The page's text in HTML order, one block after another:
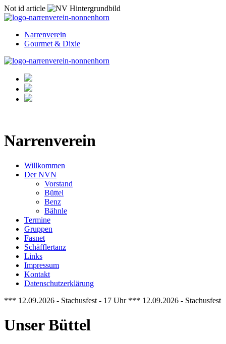
Not id article
Narrenverein
Gourmet & Dixie
Narrenverein
Willkommen
Der NVN
Vorstand
Büttel
Benz
Bähnle
Termine
Gruppen
Fasnet
Schäfflertanz
Links
Impressum
Kontakt
Datenschutzerklärung
*** 12.09.2026 - Stachusfest - 17 Uhr *** 12.09.2026 -
Unser Büttel